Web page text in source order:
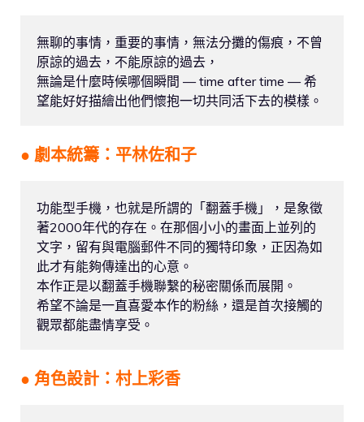
無聊的事情，重要的事情，無法分攤的傷痕，不曾
原諒的過去，不能原諒的過去，
無論是什麼時候哪個瞬間 — time after time — 希
望能好好描繪出他們懷抱一切共同活下去的模樣。
● 劇本統籌：平林佐和子
功能型手機，也就是所謂的「翻蓋手機」，是象徵
著2000年代的存在。在那個小小的畫面上並列的
文字，留有與電腦郵件不同的獨特印象，正因為如
此才有能夠傳達出的心意。
本作正是以翻蓋手機聯繫的秘密關係而展開。
希望不論是一直喜愛本作的粉絲，還是首次接觸的
觀眾都能盡情享受。
● 角色設計：村上彩香